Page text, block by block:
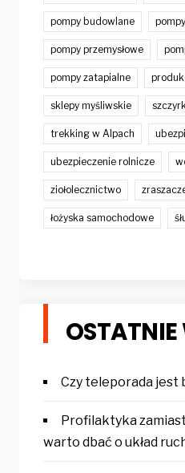
pompy budowlane
pompy przemysłowe
pompy zatapialne
sklepy myśliwskie szczyrk
trekking w Alpach
ubezpieczenie rolnicze
ziołolecznictwo
łożyska samochodowe
Czy teleporada jest
Profilaktyka
warto dbać o układ